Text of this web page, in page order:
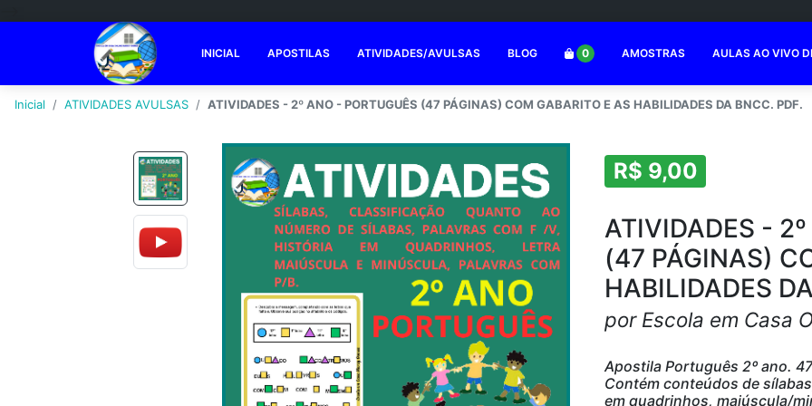
INICIAL APOSTILAS ATIVIDADES/AVULSAS BLOG 0 AMOSTRAS AULAS AO VIVO
Inicial ATIVIDADES AVULSAS ATIVIDADES - 2º ANO - PORTUGUÊS (47 PÁGINAS) COM GABARITO E AS HABILIDADES DA BNCC. PDF.
R$ 9,00
ATIVIDADES -
(47 PÁGINAS)
HABILIDADES
por Escola em Casa
Apostila Português 2º ano.
Contém conteúdos de
em quadrinhos, maiúscula/